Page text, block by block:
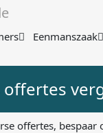
Eenmanszaak
offertes
offertes, bespaar